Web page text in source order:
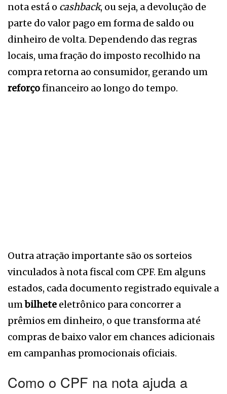
nota está o cashback, ou seja, a devolução de
parte do valor pago em forma de saldo ou
dinheiro de volta. Dependendo das regras
locais, uma fração do imposto recolhido na
compra retorna ao consumidor, gerando um
reforçofinanceiro ao longo do tempo.
Outra atração importante são os sorteios
vinculados à nota fiscal com CPF. Em alguns
estados, cada documento registrado equivale a
umbilhete eletrônico para concorrer a
prêmios em dinheiro, o que transforma até
compras de baixo valor em chances adicionais
em campanhas promocionais oficiais.
Como o CPF na nota ajuda a